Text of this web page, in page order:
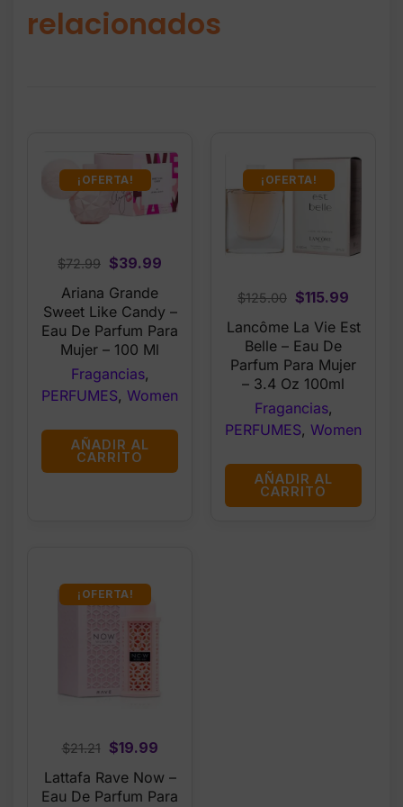
relacionados
¡OFERTA!
$72.99 Original
price
was:
$72.99.
$39.99
is:
$39.99.
Ariana Grande
Sweet Like Candy –
Eau De Parfum Para
Mujer – 100 Ml
Fragancias,
PERFUMES, Women
AÑADIR AL
CARRITO
¡OFERTA!
$125.00 Original
price
was:
$125.00.
$115.99
Lancôme La Vie Est
Belle – Eau De
Parfum Para Mujer
– 3.4 Oz 100ml
Fragancias,
PERFUMES, Women
AÑADIR AL
CARRITO
¡OFERTA!
$21.21
Original
price
was:
$19.99Current
is:
Lattafa Rave Now –
Eau De Parfum Para